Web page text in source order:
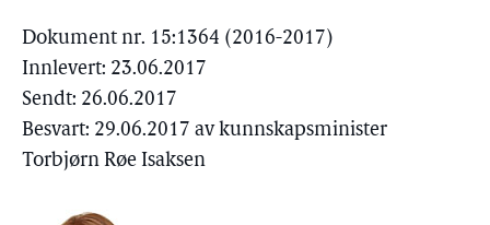
Dokument nr. 15:1364 (2016-2017)
Innlevert: 23.06.2017
Sendt: 26.06.2017
Besvart: 29.06.2017 av kunnskapsminister
Torbjørn Røe Isaksen